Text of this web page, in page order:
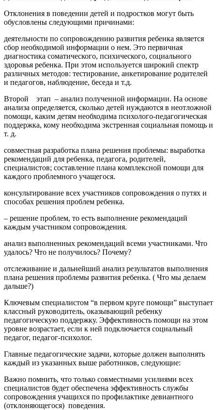
Отклонения в поведении детей и подростков могут быть
обусловлены следующими причинами:
деятельности по сопровождению развития ребенка является
сбор необходимой информации о нем. Это первичная
диагностика соматического, психического, социального
здоровья ребенка. При этом используется широкий спектр
различных методов: тестирование, анкетирование родителей
и педагогов, наблюдение, беседа и т.д.
Второй этап – анализ полученной информации. На основе
анализа определяется, сколько детей нуждаются в неотложной
помощи, каким детям необходима психолого-педагогическая
поддержка, кому необходима экстренная социальная помощь и
т. д.
совместная разработка плана решения проблемы: выработка
рекомендаций для ребенка, педагога, родителей,
специалистов; составление плана комплексной помощи для
каждого проблемного учащегося.
консультирование всех участников сопровождения о путях и
способах решения проблем ребенка.
– решение проблем, то есть выполнение рекомендаций
каждым участником сопровождения.
анализ выполненных рекомендаций всеми участниками. Что
удалось? Что не получилось? Почему?
отслеживание и дальнейший анализ результатов выполнения
плана решения проблемы развития ребенка. ( Что мы делаем
дальше?)
Ключевым специалистом “в первом круге помощи” выступает
классный руководитель, оказывающий ребенку
педагогическую поддержку. Эффективность помощи на этом
уровне возрастает, если к ней подключается социальный
педагог, педагог-психолог.
Главные педагогические задачи, которые должен выполнять
каждый из указанных выше работников, следующие:
Важно помнить, что только совместными усилиями всех
специалистов будет обеспечена эффективность службы
сопровождения учащихся по профилактике девиантного
(отклоняющегося) поведения.